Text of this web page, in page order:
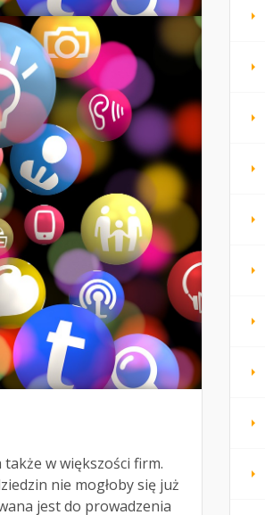
w większości firm.
nie mogłoby się już
jest do prowadzenia